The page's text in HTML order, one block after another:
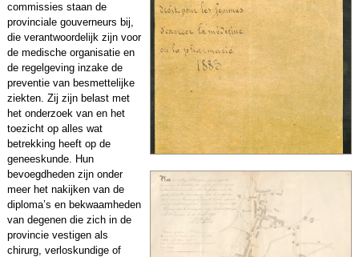
commissies staan de
provinciale gouverneurs bij,
die verantwoordelijk zijn voor
de medische organisatie en
de regelgeving inzake de
preventie van besmettelijke
ziekten. Zij zijn belast met
het onderzoek van en het
toezicht op alles wat
betrekking heeft op de
geneeskunde. Hun
bevoegdheden zijn onder
meer het nakijken van de
diploma’s en bekwaamheden
van degenen die zich in de
provincie vestigen als
chirurg, verloskundige of